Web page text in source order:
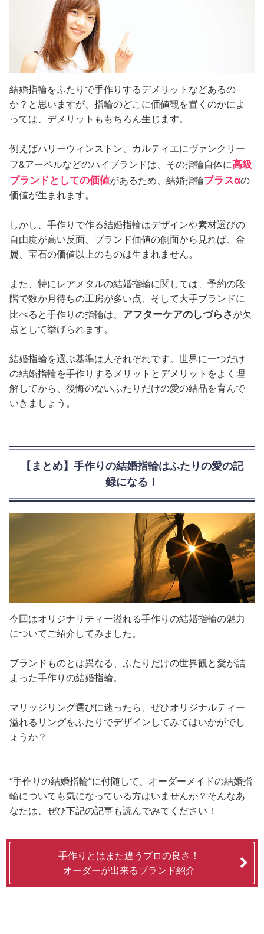
結婚指輪をふたりで手作りするデメリットなどあるの
か？と思いますが、指輪のどこに価値観を置くのかによ
っては、デメリットももちろん生じます。
例えばハリーウィンストン、カルティエにヴァンクリー
フ&アーペルなどのハイブランドは、その指輪自体に高級
ブランドとしての価値があるため、結婚指輪プラスαの
価値が生まれます。
しかし、手作りで作る結婚指輪はデザインや素材選びの
自由度が高い反面、ブランド価値の側面から見れば、金
属、宝石の価値以上のものは生まれません。
また、特にレアメタルの結婚指輪に関しては、予約の段
階で数か月待ちの工房が多い点、そして大手ブランドに
比べると手作りの指輪は、 アフターケアのしづらさ が欠
点として挙げられます。
結婚指輪を選ぶ基準は人それぞれです。世界に一つだけ
の結婚指輪を手作りするメリットとデメリットをよく理
解してから、後悔のないふたりだけの愛の結晶を育んで
いきましょう。
【まとめ】手作りの結婚指輪はふたりの愛の記
録になる！
今回はオリジナリティー溢れる手作りの結婚指輪の魅力
についてご紹介してみました。
ブランドものとは異なる、ふたりだけの世界観と愛が詰
まった手作りの結婚指輪。
マリッジリング選びに迷ったら、ぜひオリジナルティー
溢れるリングをふたりでデザインしてみてはいかがでし
ょうか？
“手作りの結婚指輪”に付随して、オーダーメイドの結婚指
輪についても気になっている方はいませんか？そんなあ
なたは、ぜひ下記の記事も読んでみてください！
手作りとはまた違うプロの良さ！
オーダーが出来るブランド紹介